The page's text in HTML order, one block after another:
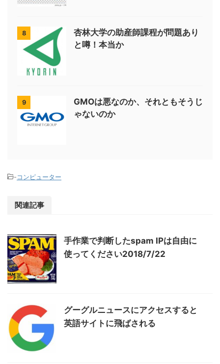
8
杏林大学の助産師課程が問題あり
と噂！本当か
9
GMOは悪なのか、それともそうじ
ゃないのか
-コンピューター
関連記事
手作業で判断したspam IPは自由に
使ってください2018/7/22
グーグルニュースにアクセスすると
英語サイトに飛ばされる